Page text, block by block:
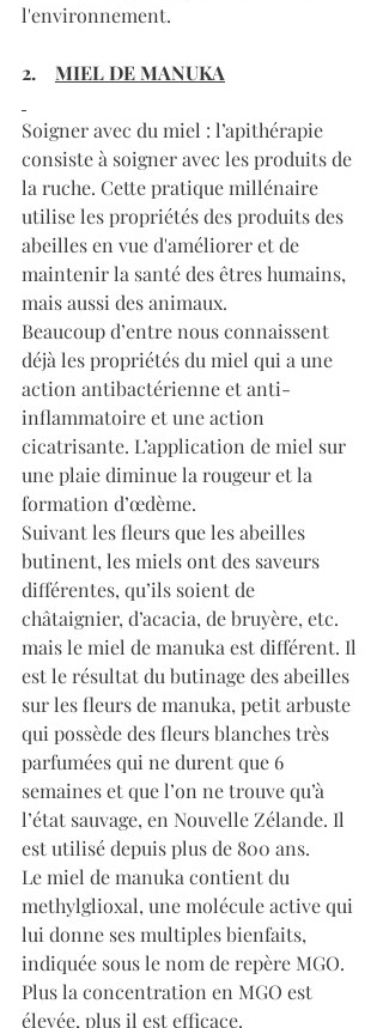
l'environnement.
2. MIEL DE MANUKA
Soigner avec du miel : l’apithérapie
consiste à soigner avec les produits de
la ruche. Cette pratique millénaire
utilise les propriétés des produits des
abeilles en vue d'améliorer et de
maintenir la santé des êtres humains,
mais aussi des animaux.
Beaucoup d’entre nous connaissent
déjà les propriétés du miel qui a une
action antibactérienne et anti-
inflammatoire et une action
cicatrisante. L’application de miel sur
une plaie diminue la rougeur et la
formation d’œdème.
Suivant les fleurs que les abeilles
butinent, les miels ont des saveurs
différentes, qu’ils soient de
châtaignier, d’acacia, de bruyère, etc.
mais le miel de manuka est différent. Il
est le résultat du butinage des abeilles
sur les fleurs de manuka, petit arbuste
qui possède des fleurs blanches très
parfumées qui ne durent que 6
semaines et que l’on ne trouve qu’à
l’état sauvage, en Nouvelle Zélande. Il
est utilisé depuis plus de 800 ans.
Le miel de manuka contient du
methylglioxal, une molécule active qui
lui donne ses multiples bienfaits,
indiquée sous le nom de repère MGO.
Plus la concentration en MGO est
élevée, plus il est efficace.